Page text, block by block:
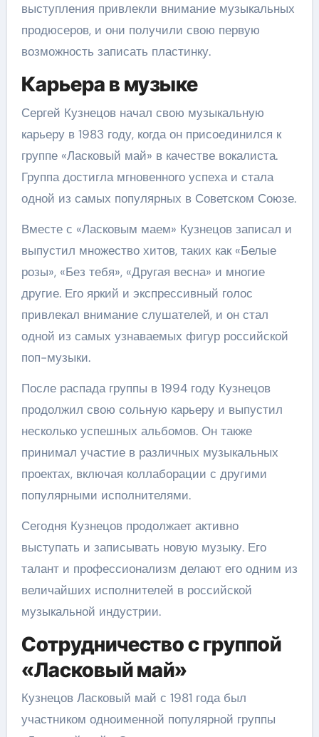
выступления привлекли внимание музыкальных
продюсеров, и они получили свою первую
возможность записать пластинку.
Карьера в музыке
Сергей Кузнецов начал свою музыкальную
карьеру в 1983 году, когда он присоединился к
группе «Ласковый май» в качестве вокалиста.
Группа достигла мгновенного успеха и стала
одной из самых популярных в Советском Союзе.
Вместе с «Ласковым маем» Кузнецов записал и
выпустил множество хитов, таких как «Белые
розы», «Без тебя», «Другая весна» и многие
другие. Его яркий и экспрессивный голос
привлекал внимание слушателей, и он стал
одной из самых узнаваемых фигур российской
поп-музыки.
После распада группы в 1994 году Кузнецов
продолжил свою сольную карьеру и выпустил
несколько успешных альбомов. Он также
принимал участие в различных музыкальных
проектах, включая коллаборации с другими
популярными исполнителями.
Сегодня Кузнецов продолжает активно
выступать и записывать новую музыку. Его
талант и профессионализм делают его одним из
величайших исполнителей в российской
музыкальной индустрии.
Сотрудничество с группой
«Ласковый май»
Кузнецов Ласковый май с 1981 года был
участником одноименной популярной группы